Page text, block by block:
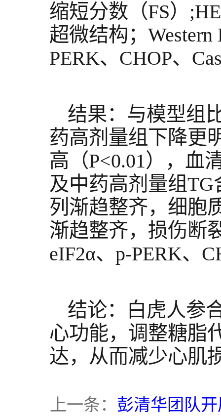
缩短分数（FS）
超微结构；
PERK、CHOP、
结果：与模型组
药高剂量组下降更
高（P<0.01），血
及中药高剂量组
列渐趋整齐，细胞
渐趋整齐，损伤断
eIF2α、p-PERK、
结论：白虎人参
心功能，调整糖脂
达，从而减少心肌
上一条： 彭清华团队